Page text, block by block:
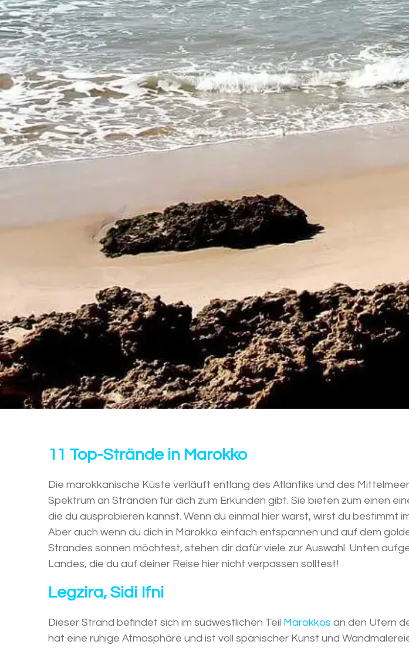
11 Top-Strände in Marokko
Die marokkanische Küste verläuft entlang des Atlantiks und des
Spektrum an Stränden für dich zum Erkunden gibt. Sie bieten zum einen
die du ausprobieren kannst. Wenn du einmal hier warst, wirst du bestimmt
Aber auch wenn du dich in Marokko einfach entspannen und auf dem
Strandes sonnen möchtest, stehen dir dafür viele zur Auswahl. Unten
Landes, die du auf deiner Reise hier nicht verpassen solltest!
Legzira, Sidi Ifni
Dieser Strand befindet sich im südwestlichen Teil Marokkos an den Ufern
hat eine ruhige Atmosphäre und ist voll spanischer Kunst und